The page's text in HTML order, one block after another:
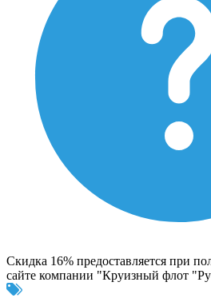
Скидка 16% предоставляется при
сайте компании "Круизный флот